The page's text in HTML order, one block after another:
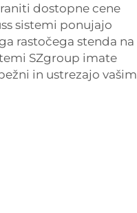
dostopne cene
sistemi ponujajo
rastočega stenda na
SZgroup imate
in ustrezajo vašim